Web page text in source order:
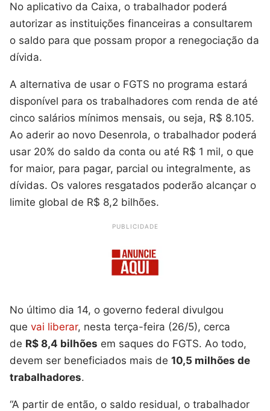
No aplicativo da Caixa, o trabalhador poderá
autorizar as instituições financeiras a consultarem
o saldo para que possam propor a renegociação da
dívida.
A alternativa de usar o FGTS no programa estará
disponível para os trabalhadores com renda de até
cinco salários mínimos mensais, ou seja, R$ 8.105.
Ao aderir ao novo Desenrola, o trabalhador poderá
usar 20% do saldo da conta ou até R$ 1 mil, o que
for maior, para pagar, parcial ou integralmente, as
dívidas. Os valores resgatados poderão alcançar o
limite global de R$ 8,2 bilhões.
PUBLICIDADE
No último dia 14, o governo federal divulgou
que vai liberar, nesta terça-feira (26/5), cerca
de R$ 8,4 bilhões em saques do FGTS. Ao todo,
devem ser beneficiados mais de 10,5 milhões de
trabalhadores.
“A partir de então, o saldo residual, o trabalhador